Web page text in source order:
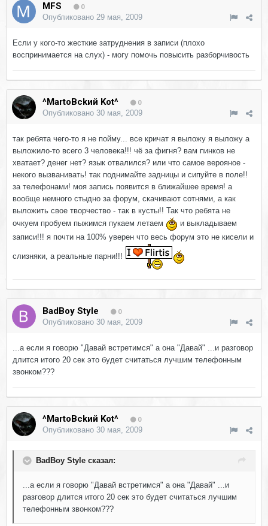
MFS 0
Опубликовано 29 мая, 2009
Если у кого-то жесткие затруднения в записи (плохо
воспринимается на слух) - могу помочь повысить разборчивость
^MartoBckий Kot^ 0
Опубликовано 30 мая, 2009
так ребята чего-то я не пойму... все кричат я выложу я выложу а
выложило-то всего 3 человека!!! чё за фигня? вам пинков не
хватает? денег нет? язык отвалился? или что самое верояное -
некого вызванивать! так поднимайте задницы и сипуйте в поле!!
за телефонами! моя запись появится в ближайшее время! а
вообще немного стыдно за форум, скачивают сотнями, а как
выложить свое творчество - так в кусты!! Так что ребята не
очкуем пробуем пыжимся пукаем летаем
и выкладываем
записи!!! я почти на 100% уверен что весь форум это не кисели и
слизняки, а реальные парни!!!
BadBoy Style 0
Опубликовано 30 мая, 2009
...а если я говорю "Давай встретимся" а она "Давай" ...и разговор
длится итого 20 сек это будет считаться лучшим телефонным
звонком???
^MartoBckий Kot^ 0
Опубликовано 30 мая, 2009
BadBoy Style сказал:
...а если я говорю "Давай встретимся" а она "Давай" ...и
разговор длится итого 20 сек это будет считаться лучшим
телефонным звонком???